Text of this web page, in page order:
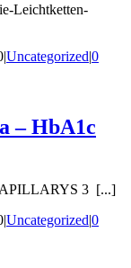
Leichtketten-
|Uncategorized|0
– HbA1c
3 [...]
|Uncategorized|0